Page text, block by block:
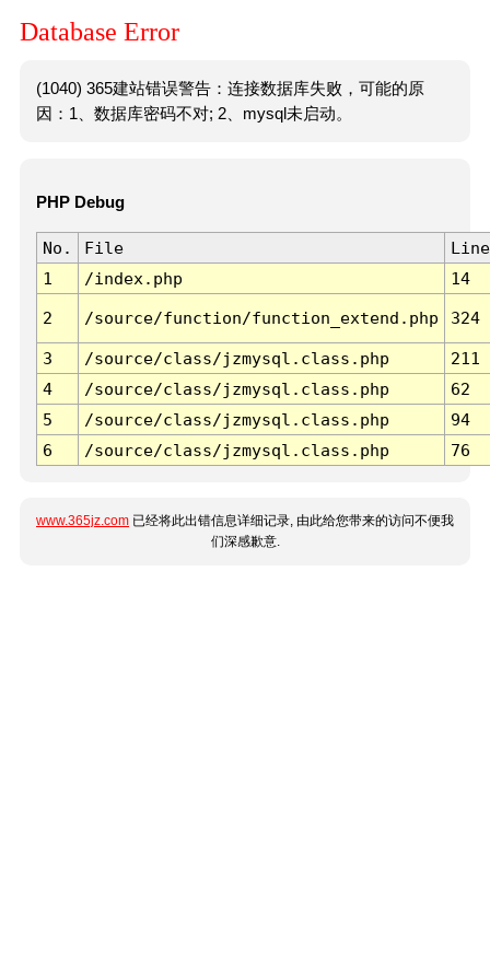
Database Error
(1040) 365建站错误警告：连接数据库失败，可能的原
因：1、数据库密码不对; 2、mysql未启动。
PHP Debug
No. File
Line
1
/index.php 14
2 /source/function/function_extend.php 324
3 /source/class/jzmysql.class.php
211
4
/source/class/jzmysql.class.php
62
5
/source/class/jzmysql.class.php
94
6
/source/class/jzmysql.class.php 76
www.365jz.com 已经将此出错信息详细记录, 由此给您带来的访问不便我
们深感歉意.